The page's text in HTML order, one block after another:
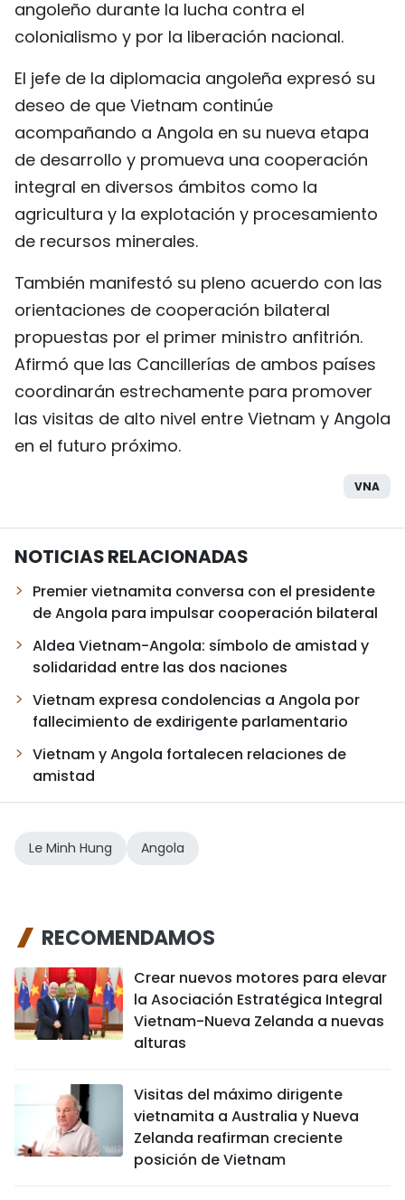
angoleño durante la lucha contra el
colonialismo y por la liberación nacional.
El jefe de la diplomacia angoleña expresó su
deseo de que Vietnam continúe
acompañando a Angola en su nueva etapa
de desarrollo y promueva una cooperación
integral en diversos ámbitos como la
agricultura y la explotación y procesamiento
de recursos minerales.
También manifestó su pleno acuerdo con las
orientaciones de cooperación bilateral
propuestas por el primer ministro anfitrión.
Afirmó que las Cancillerías de ambos países
coordinarán estrechamente para promover
las visitas de alto nivel entre Vietnam y Angola
en el futuro próximo.
VNA
NOTICIAS RELACIONADAS
Premier vietnamita conversa con el presidente
de Angola para impulsar cooperación bilateral
Aldea Vietnam-Angola: símbolo de amistad y
solidaridad entre las dos naciones
Vietnam expresa condolencias a Angola por
fallecimiento de exdirigente parlamentario
Vietnam y Angola fortalecen relaciones de
amistad
Le Minh Hung Angola
RECOMENDAMOS
Crear nuevos motores para elevar
la Asociación Estratégica Integral
Vietnam-Nueva Zelanda a nuevas
alturas
Visitas del máximo dirigente
vietnamita a Australia y Nueva
Zelanda reafirman creciente
posición de Vietnam